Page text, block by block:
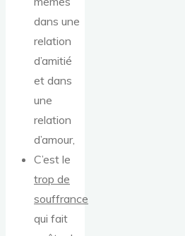
dans une
relation
d’amitié
et dans
une
relation
d’amour,
C’est le
trop de
souffrance
qui fait